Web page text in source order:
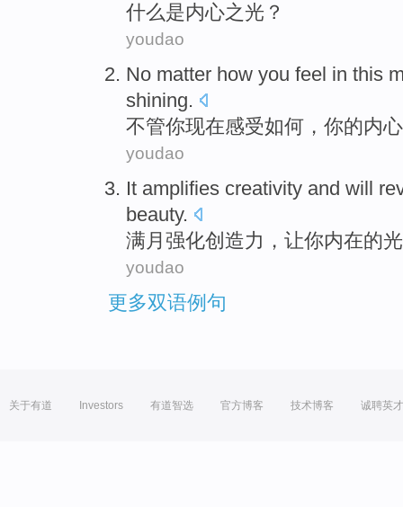
什么是内心之光 ？
youdao
No matter how you feel in this
shining.
不管你现在感受如何 ， 你的内心
youdao
It amplifies creativity and will
beauty.
满月 强化创造力 ， 让你内在的光
youdao
更多双语例句
关于有道 Investors 有道智选 官方博客 技术博客 诚聘英才